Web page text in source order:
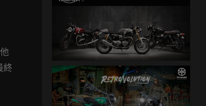
終